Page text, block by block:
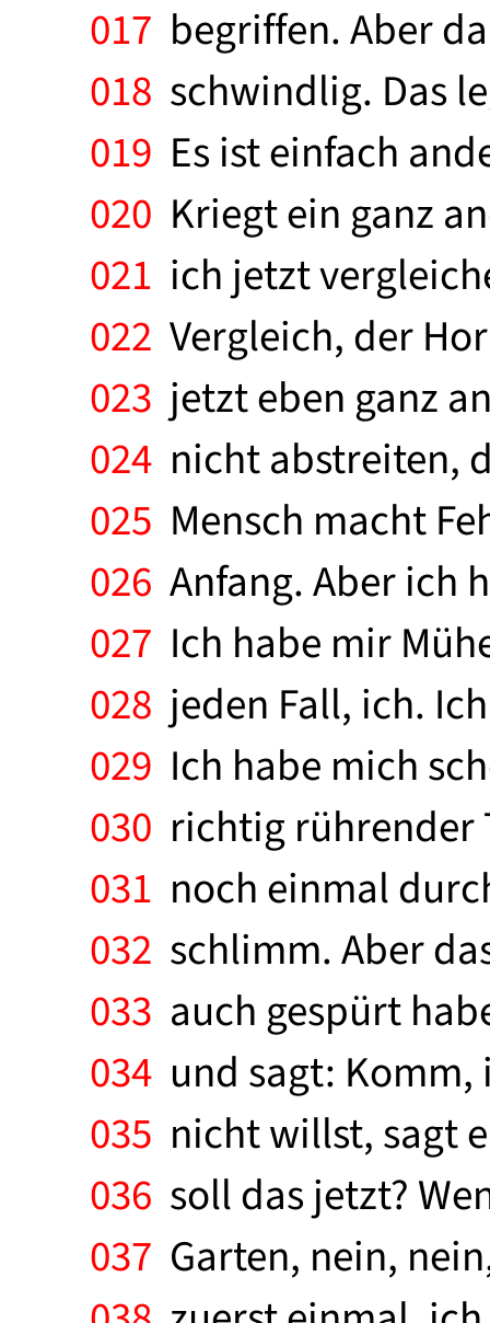
017 begriffen. Aber
018 schwindlig. Das
019 Es ist einfach
020 Kriegt ein ganz
021 ich jetzt
022 Vergleich, der
023 jetzt eben ganz
024 nicht abstreiten,
025 Mensch macht
026 Anfang. Aber ich
027 Ich habe mir
028 jeden Fall, ich.
029 Ich habe mich
030 richtig rührender
031 noch einmal
032 schlimm. Aber
033 auch gespürt
034 und sagt:
035 nicht willst, sagt
036 soll das jetzt?
037 Garten, nein,